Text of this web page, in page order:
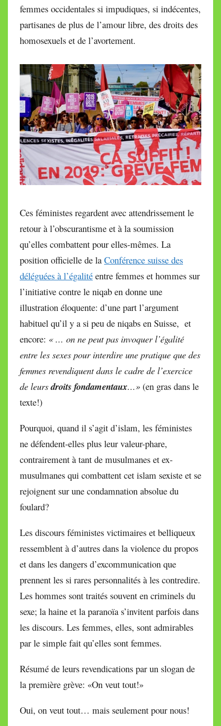
femmes occidentales si impudiques, si indécentes,
partisanes de plus de l’amour libre, des droits des
homosexuels et de l’avortement.
Ces féministes regardent avec attendrissement le
retour à l’obscurantisme et à la soumission
qu’elles combattent pour elles-mêmes. La
position officielle de la Conférence suisse des
déléguées à l’égalité entre femmes et hommes sur
l’initiative contre le niqab en donne une
illustration éloquente: d’une part l’argument
habituel qu’il y a si peu de niqabs en Suisse, et
encore: « … on ne peut pas invoquer l’égalité
entre les sexes pour interdire une pratique que des
femmes revendiquent dans le cadre de l’exercice
de leursdroits fondamentaux…» (en gras dans le
texte!)
Pourquoi, quand il s’agit d’islam, les féministes
ne défendent-elles plus leur valeur-phare,
contrairement à tant de musulmanes et ex-
musulmanes qui combattent cet islam sexiste et se
rejoignent sur une condamnation absolue du
foulard?
Les discours féministes victimaires et belliqueux
ressemblent à d’autres dans la violence du propos
et dans les dangers d’excommunication que
prennent les si rares personnalités à les contredire.
Les hommes sont traités souvent en criminels du
sexe; la haine et la paranoïa s’invitent parfois dans
les discours. Les femmes, elles, sont admirables
par le simple fait qu’elles sont femmes.
Résumé de leurs revendications par un slogan de
la première grève: «On veut tout!»
Oui, on veut tout… mais seulement pour nous!